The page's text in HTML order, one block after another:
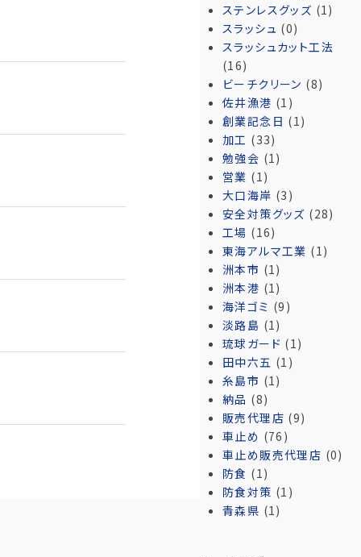
ステンレスグッズ (1)
スラッシュ (0)
スラッシュカット工法
(16)
ビーチクリーン (8)
佐井漁港 (1)
創業記念日 (1)
加工 (33)
勉強会 (1)
営業 (1)
大口海岸 (3)
安全対策グッズ (28)
工場 (16)
東海アルマ工業 (1)
洲本市 (1)
洲本港 (1)
海洋ゴミ (9)
淡路島 (1)
琉球ガード (1)
田中六五 (1)
糸島市 (1)
納品 (8)
販売代理店 (9)
車止め (76)
車止め販売代理店 (0)
防食 (1)
防食対策 (1)
青森県 (1)